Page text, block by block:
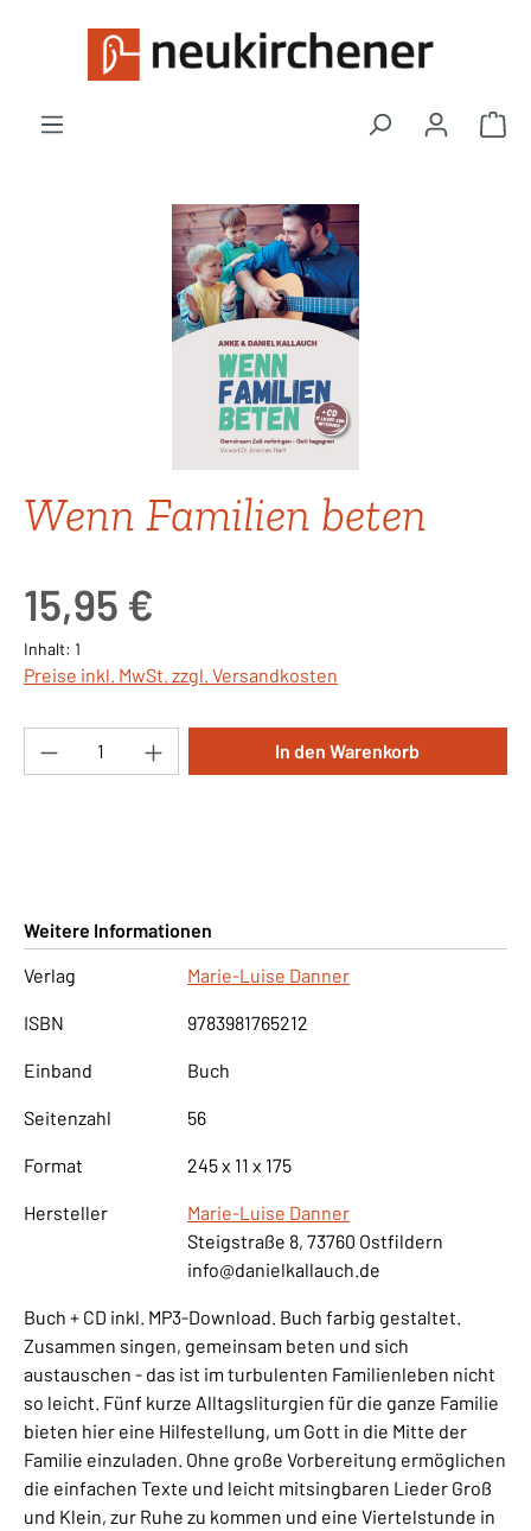
Zum Hauptinhalt springen
Bildergalerie überspringen
Wenn Familien beten
15,95 €
Inhalt: 1
Preise inkl. MwSt. zzgl. Versandkosten
Produkt Anzahl: Gib den gewünschten
In den Warenkorb
Weitere Informationen
Verlag
Marie-Luise Danner
ISBN 9783981765212
Einband Buch
Seitenzahl 56
Format 245 x 11 x 175
Hersteller
Marie-Luise Danner
Steigstraße 8, 73760 Ostfildern
info@danielkallauch.de
Buch + CD inkl. MP3-Download. Buch farbig gestaltet.
Zusammen singen, gemeinsam beten und sich
austauschen - das ist im turbulenten Familienleben nicht
so leicht. Fünf kurze Alltagsliturgien für die ganze Familie
bieten hier eine Hilfestellung, um Gott in die Mitte der
Familie einzuladen. Ohne große Vorbereitung ermöglichen
die einfachen Texte und leicht mitsingbaren Lieder Groß
und Klein, zur Ruhe zu kommen und eine Viertelstunde in